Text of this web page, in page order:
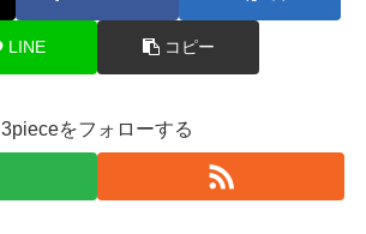
LINE コピー
3pieceをフォローする